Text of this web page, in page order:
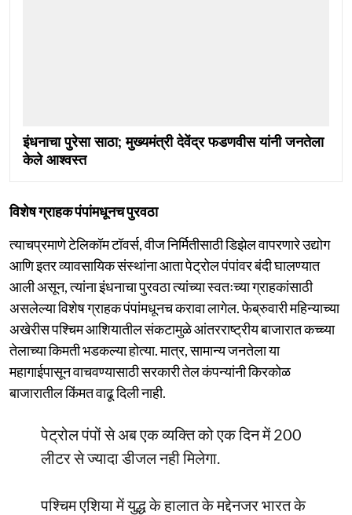
इंधनाचा पुरेसा साठा; मुख्यमंत्री देवेंद्र फडणवीस यांनी जनतेला
केले आश्वस्त
विशेष ग्राहक पंपांमधूनच पुरवठा
त्याचप्रमाणे टेलिकॉम टॉवर्स, वीज निर्मितीसाठी डिझेल वापरणारे उद्योग
आणि इतर व्यावसायिक संस्थांना आता पेट्रोल पंपांवर बंदी घालण्यात
आली असून, त्यांना इंधनाचा पुरवठा त्यांच्या स्वतःच्या ग्राहकांसाठी
असलेल्या विशेष ग्राहक पंपांमधूनच करावा लागेल. फेब्रुवारी महिन्याच्या
अखेरीस पश्चिम आशियातील संकटामुळे आंतरराष्ट्रीय बाजारात कच्च्या
तेलाच्या किमती भडकल्या होत्या. मात्र, सामान्य जनतेला या
महागाईपासून वाचवण्यासाठी सरकारी तेल कंपन्यांनी किरकोळ
बाजारातील किंमत वाढू दिली नाही.
पेट्रोल पंपों से अब एक व्यक्ति को एक दिन में 200
लीटर से ज्यादा डीजल नही मिलेगा.
पश्चिम एशिया में युद्ध के हालात के मद्देनजर भारत के